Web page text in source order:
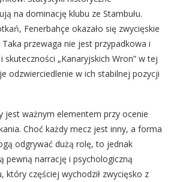
na dominację klubu ze Stambułu.
Fenerbahçe okazało się zwycięskie
przewaga nie jest przypadkowa i
skuteczności „Kanaryjskich Wron” w tej
odzwierciedlenie w ich stabilnej pozycji
jest ważnym elementem przy ocenie
Choć każdy mecz jest inny, a forma
odgrywać dużą rolę, to jednak
pewną narrację i psychologiczną
który częściej wychodził zwycięsko z